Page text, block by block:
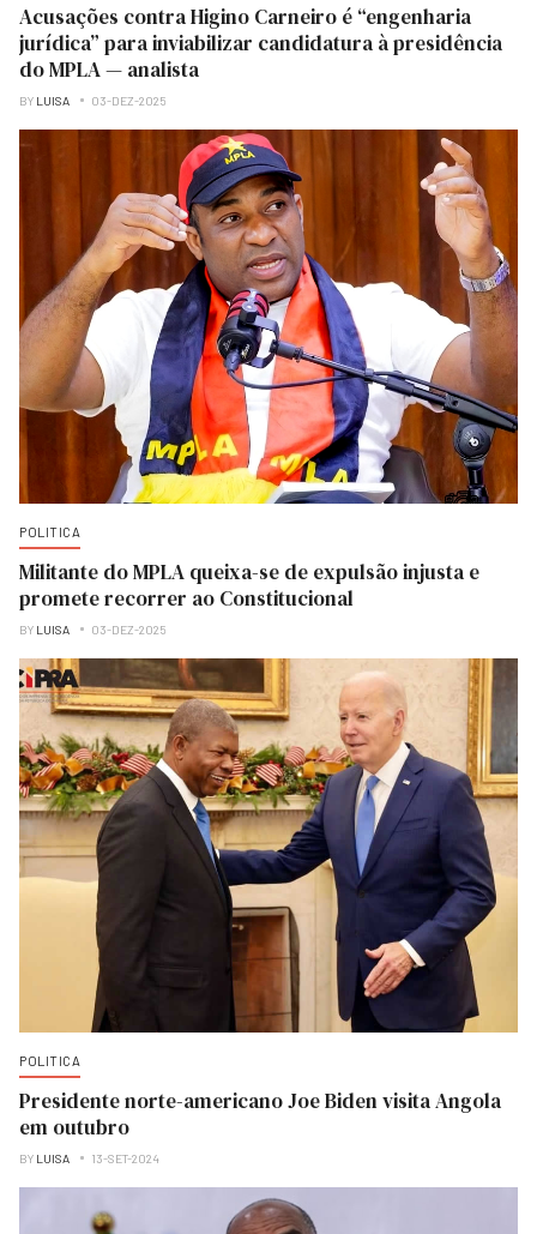
Acusações contra Higino Carneiro é “engenharia
jurídica” para inviabilizar candidatura à presidência
do MPLA — analista
BY LUISA 03-DEZ-2025
POLITICA
Militante do MPLA queixa-se de expulsão injusta e
promete recorrer ao Constitucional
BY LUISA 03-DEZ-2025
POLITICA
Presidente norte-americano Joe Biden visita Angola
em outubro
BY LUISA 13-SET-2024